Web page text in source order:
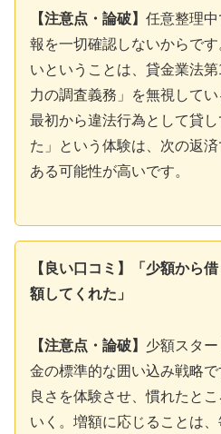
【注意点・論破】 任意整理
報を一切確認しないからで
いということは、貸金業法
力の調査義務」を無視して
最初から違法行為として貸
た」という体験は、次の返
ある可能性が高いです。
【良い口コミ】「少額から
額してくれた」
【注意点・論破】 少額スタ
金の標準的な囲い込み戦略
良さを体験させ、慣れたと
いく。増額に応じることは